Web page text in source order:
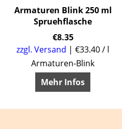
Armaturen Blink 250 ml
Spruehflasche
€8.35
zzgl. Versand
€33.40/ l
Armaturen-Blink
Mehr Infos